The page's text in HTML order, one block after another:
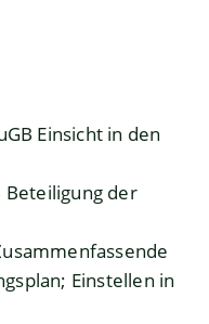
Einsicht in den
Beteiligung der
Einstellen in